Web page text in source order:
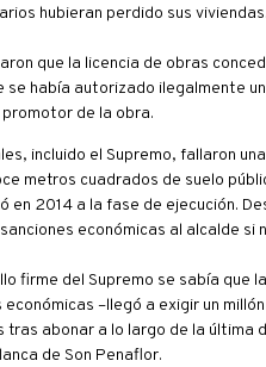
hubieran perdido sus viviendas.
que la licencia de obras
se había autorizado ilegalmente
de la obra.
incluido el Supremo, fallaron
metros cuadrados de suelo
en 2014 a la fase de ejecución.
económicas al alcalde
firme del Supremo se sabía que
–llegó a exigir un
abonar a lo largo de la última
de Son Penaflor.